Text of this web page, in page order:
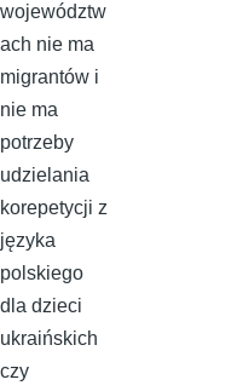
województw
ach nie ma
migrantów i
nie ma
potrzeby
udzielania
korepetycji z
języka
polskiego
dla dzieci
ukraińskich
czy